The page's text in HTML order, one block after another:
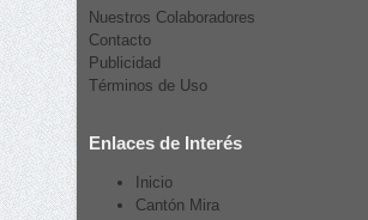
Nuestros Colaboradores
Contacto
Publicidad
Términos de Uso
Enlaces de Interés
Inicio
Cantón Mira